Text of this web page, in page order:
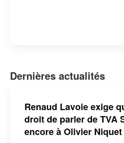
Dernières actualités
Renaud Lavoie exige
droit de parler de TVA
encore à Olivier Niquet